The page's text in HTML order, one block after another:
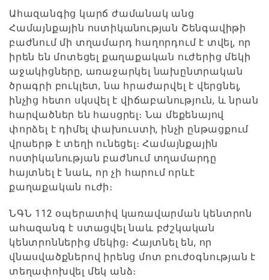
Ահազանգից կարճ ժամանակ անց
Համայնքային ոստիկանության Շենգավիթի
բաժնում մի տղամարդ հաղորդում է տվել, որ
իրեն են մոտեցել քաղաքական ուժերից մեկի
աջակիցները, առաջարկել նախընտրական
ծրագրի բուկլետ, նա հրաժարվել է վերցնել,
ինչից հետո սկսվել է վիճաբանություն, և նրան
հարվածներ են հասցրել։ Նա մեքենայով
փորձել է դիմել փախուստի, ինչի ընթացքում
վրաերթ է տեղի ունեցել։ Համայնքային
ոստիկանության բաժնում տղամարդը
հայտնել է նաև, որ չի հարում որևէ
քաղաքական ուժի։
ՆԳՆ 112 օպերատիվ կառավարման կենտրոն
ահազանգ է ստացվել նաև բժշկական
կենտրոններից մեկից։ Հայտնել են, որ
վնասվածքներով իրենց մոտ բուժօգնության է
տեղափոխվել մեկ անձ։